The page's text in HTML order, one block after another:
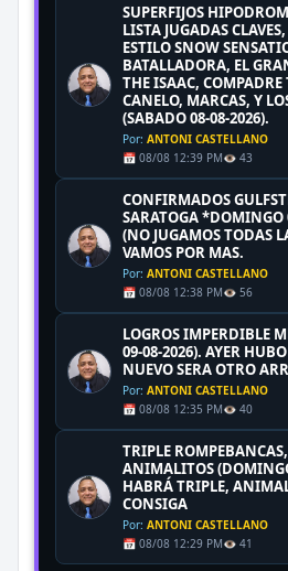
SUPERFIJOS
LISTA JUGADAS
ESTILO SNOW
BATALLADORA, EL
THE ISAAC, COMPADRE
CANELO, MARCAS, Y
(SABADO 08-08-2026).
Por: ANTONI CASTELLANO
📅 08/08 12:39 PM👁️ 43
CONFIRMADOS
SARATOGA *DOMINGO
(NO JUGAMOS TODAS
VAMOS POR MAS.
Por: ANTONI CASTELLANO
📅 08/08 12:38 PM👁️ 56
LOGROS IMPERDIBLE
09-08-2026). AYER
NUEVO SERA OTRO
Por: ANTONI CASTELLANO
📅 08/08 12:35 PM👁️ 40
TRIPLE
ANIMALITOS
HABRÁ TRIPLE,
CONSIGA
Por: ANTONI CASTELLANO
📅 08/08 12:29 PM👁️ 41